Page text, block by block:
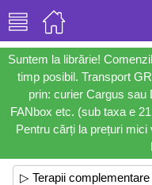
Suntem la librărie!
timp posibil. Transport
prin: curier Cargus sau
FANbox etc. (sub taxa e
Pentru cărți la prețuri
▷ Terapii complementare